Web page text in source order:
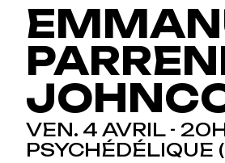
VEN. 4 AVRIL -
PSYCHÉDÉLIQUE